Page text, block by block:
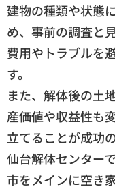
建物の種類や状態
め、事前の調査と
費用やトラブルを
す。
また、解体後の土
産価値や収益性も
立てることが成功
仙台解体センター
市をメインに空き